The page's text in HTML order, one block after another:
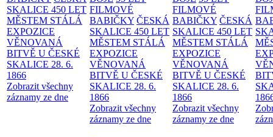
SKALICE 450 LET
MĚSTEM STÁLÁ
EXPOZICE
VĚNOVANÁ
BITVĚ U ČESKÉ
SKALICE 28. 6.
1866
Zobrazit všechny
záznamy ze dne
FILMOVÉ
BABIČKY ČESKÁ
SKALICE 450 LET
MĚSTEM STÁLÁ
EXPOZICE
VĚNOVANÁ
BITVĚ U ČESKÉ
SKALICE 28. 6.
1866
Zobrazit všechny
záznamy ze dne
FILMOVÉ
BABIČKY ČESKÁ
SKALICE 450 LET
MĚSTEM STÁLÁ
EXPOZICE
VĚNOVANÁ
BITVĚ U ČESKÉ
SKALICE 28. 6.
1866
Zobrazit všechny
záznamy ze dne